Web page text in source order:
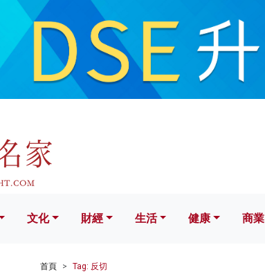
財經 生活 健康
文化 財經 生活 健康 商業
首頁 Tag: 反切